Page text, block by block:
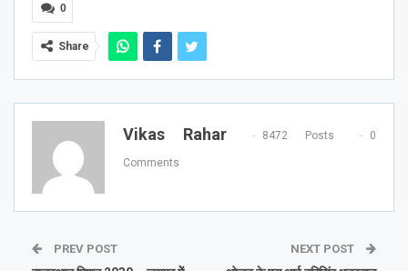
0
Share
Vikas Rahar 8472 Posts 0
Comments
PREV POST NEXT POST